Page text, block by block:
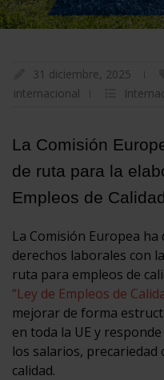
31 diciembre, 2025
internacional
La Comisión
de ruta para la
Empleos de
La Comisión Europea
derechos laborales con
ruta para empleos de
“Ley de Empleos de
mejorar de forma
en toda la UE y
los salarios, precariedad
calidad.